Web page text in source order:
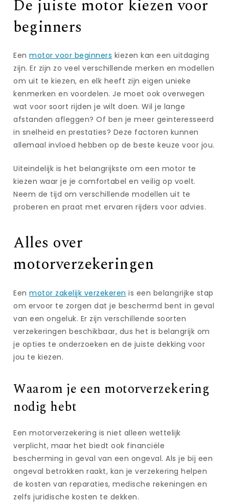
De juiste motor kiezen voor
beginners
Eenmotor voor beginners kiezen kan een uitdaging
zijn. Er zijn zo veel verschillende merken en modellen
om uit te kiezen, en elk heeft zijn eigen unieke
kenmerken en voordelen. Je moet ook overwegen
wat voor soort rijden je wilt doen. Wil je lange
afstanden afleggen? Of ben je meer geïnteresseerd
in snelheid en prestaties? Deze factoren kunnen
allemaal invloed hebben op de beste keuze voor jou.
Uiteindelijk is het belangrijkste om een motor te
kiezen waar je je comfortabel en veilig op voelt.
Neem de tijd om verschillende modellen uit te
proberen en praat met ervaren rijders voor advies.
Alles over
motorverzekeringen
Eenmotor zakelijk verzekeren is een belangrijke stap
om ervoor te zorgen dat je beschermd bent in geval
van een ongeluk. Er zijn verschillende soorten
verzekeringen beschikbaar, dus het is belangrijk om
je opties te onderzoeken en de juiste dekking voor
jou te kiezen.
Waarom je een motorverzekering
nodig hebt
Een motorverzekering is niet alleen wettelijk
verplicht, maar het biedt ook financiële
bescherming in geval van een ongeval. Als je bij een
ongeval betrokken raakt, kan je verzekering helpen
de kosten van reparaties, medische rekeningen en
zelfs juridische kosten te dekken.